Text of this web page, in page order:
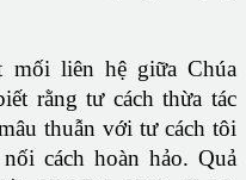
mối liên hệ giữa Chúa
rằng tư cách thừa tác
thuẫn với tư cách tôi
cách hoàn hảo. Quả